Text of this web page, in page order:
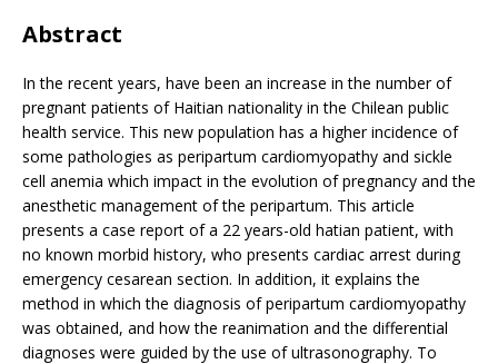
Abstract
In the recent years, have been an increase in the number of
pregnant patients of Haitian nationality in the Chilean public
health service. This new population has a higher incidence of
some pathologies as peripartum cardiomyopathy and sickle
cell anemia which impact in the evolution of pregnancy and the
anesthetic management of the peripartum. This article
presents a case report of a 22 years-old hatian patient, with
no known morbid history, who presents cardiac arrest during
emergency cesarean section. In addition, it explains the
method in which the diagnosis of peripartum cardiomyopathy
was obtained, and how the reanimation and the differential
diagnoses were guided by the use of ultrasonography. To